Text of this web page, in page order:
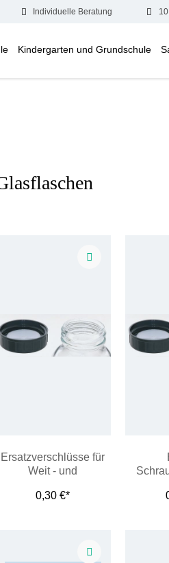
Individuelle Beratung
Kindergarten und Grundschule
Ersatzverschlüsse für
Weit - und
0,30 €*